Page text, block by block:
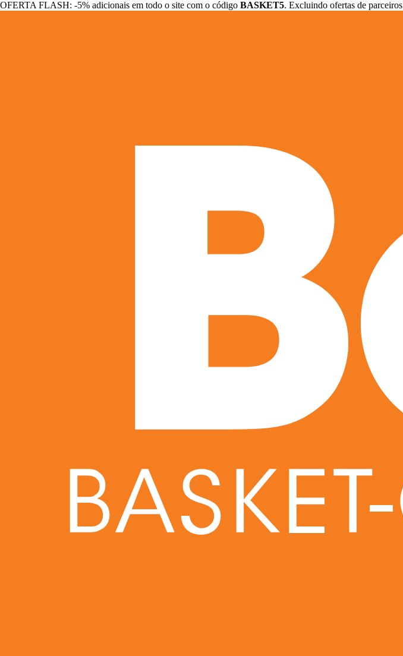
OFERTA FLASH: -5% adicionais em todo o site com o código BASKET5. Excluindo ofertas de parceiros